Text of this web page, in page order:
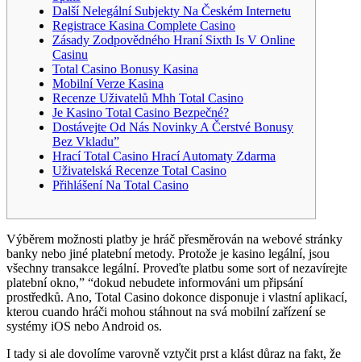
Další Nelegální Subjekty Na Českém Internetu
Registrace Kasina Complete Casino
Zásady Zodpovědného Hraní Sixth Is V Online
Casinu
Total Casino Bonusy Kasina
Mobilní Verze Kasina
Recenze Uživatelů Mhh Total Casino
Je Kasino Total Casino Bezpečné?
Dostávejte Od Nás Novinky A Čerstvé Bonusy
Bez Vkladu”
Hrací Total Casino Hrací Automaty Zdarma
Uživatelská Recenze Total Casino
Přihlášení Na Total Casino
Výběrem možnosti platby je hráč přesměrován na webové stránky
banky nebo jiné platební metody. Protože je kasino legální, jsou
všechny transakce legální. Proveďte platbu some sort of nezavírejte
platební okno,” “dokud nebudete informováni um připsání
prostředků. Ano, Total Casino dokonce disponuje i vlastní aplikací,
kterou cuando hráči mohou stáhnout na svá mobilní zařízení se
systémy iOS nebo Android os.
I tady si ale dovolíme varovně vztyčit prst a klást důraz na fakt, že